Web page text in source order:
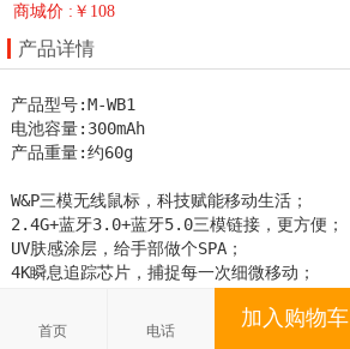
商城价 :￥108
产品详情
产品型号:M-WB1
电池容量:300mAh
产品重量:约60g
W&P三模无线鼠标，科技赋能移动生活；
2.4G+蓝牙3.0+蓝牙5.0三模链接，更方便；
UV肤感涂层，给手部做个SPA；
4K瞬息追踪芯片，捕捉每一次细微移动；
专为亚洲手型定制，弧线形设计符合人体；
采用消声轴体，按键快速回弹，静默办公。
首页 电话
加入购物车